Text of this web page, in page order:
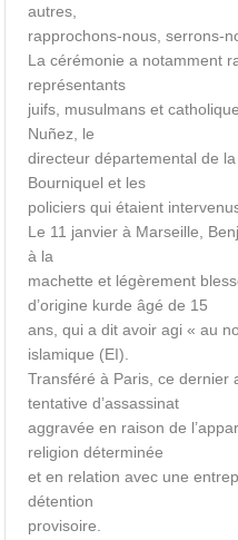
autres,
rapprochons-nous, serrons-
La cérémonie a notamment
représentants
juifs, musulmans et
Nuñez, le
directeur départemental de
Bourniquel et les
policiers qui étaient
Le 11 janvier à Marseille,
à la
machette et légèrement
d’origine kurde âgé de 15
ans, qui a dit avoir agi « au
islamique (EI).
Transféré à Paris, ce dernier
tentative d’assassinat
aggravée en raison de
religion déterminée
et en relation avec une
détention
provisoire.